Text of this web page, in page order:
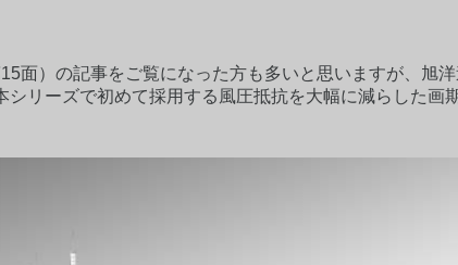
面）の記事をご覧になった方も多いと思いますが、旭
リーズで初めて採用する風圧抵抗を大幅に減らした画